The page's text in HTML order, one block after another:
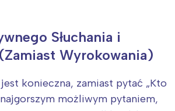
Słuchania i
Wyrokowania)
konieczna, zamiast pytać „Kto
najgorszym możliwym pytaniem,